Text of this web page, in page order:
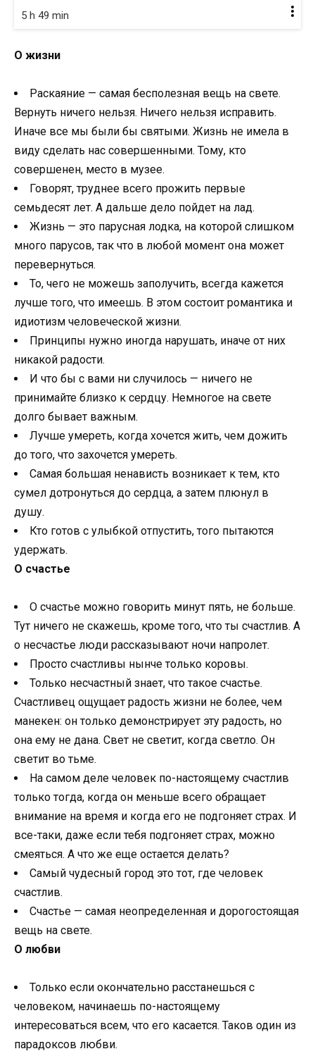
5 h 49 min
О жизни
Раскаяние — самая бесполезная вещь на свете.
Вернуть ничего нельзя. Ничего нельзя исправить.
Иначе все мы были бы святыми. Жизнь не имела в
виду сделать нас совершенными. Тому, кто
совершенен, место в музее.
Говорят, труднее всего прожить первые
семьдесят лет. А дальше дело пойдет на лад.
Жизнь — это парусная лодка, на которой слишком
много парусов, так что в любой момент она может
перевернуться.
То, чего не можешь заполучить, всегда кажется
лучше того, что имеешь. В этом состоит романтика и
идиотизм человеческой жизни.
Принципы нужно иногда нарушать, иначе от них
никакой радости.
И что бы с вами ни случилось — ничего не
принимайте близко к сердцу. Немногое на свете
долго бывает важным.
Лучше умереть, когда хочется жить, чем дожить
до того, что захочется умереть.
Самая большая ненависть возникает к тем, кто
сумел дотронуться до сердца, а затем плюнул в
душу.
Кто готов с улыбкой отпустить, того пытаются
удержать.
О счастье
О счастье можно говорить минут пять, не больше.
Тут ничего не скажешь, кроме того, что ты счастлив. А
о несчастье люди рассказывают ночи напролет.
Просто счастливы нынче только коровы.
Только несчастный знает, что такое счастье.
Счастливец ощущает радость жизни не более, чем
манекен: он только демонстрирует эту радость, но
она ему не дана. Свет не светит, когда светло. Он
светит во тьме.
На самом деле человек по-настоящему счастлив
только тогда, когда он меньше всего обращает
внимание на время и когда его не подгоняет страх. И
все-таки, даже если тебя подгоняет страх, можно
смеяться. А что же еще остается делать?
Самый чудесный город это тот, где человек
счастлив.
Счастье — самая неопределенная и дорогостоящая
вещь на свете.
О любви
Только если окончательно расстанешься с
человеком, начинаешь по-настоящему
интересоваться всем, что его касается. Таков один из
парадоксов любви.